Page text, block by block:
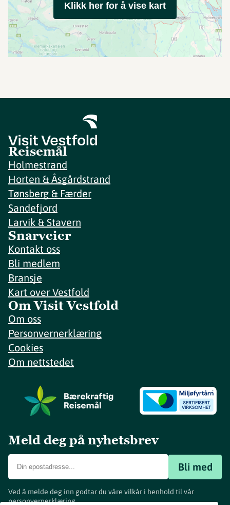
Klikk her for å vise kart
Reisemål
Holmestrand
Horten & Åsgårdstrand
Tønsberg & Færder
Sandefjord
Larvik & Stavern
Snarveier
Kontakt oss
Bli medlem
Bransje
Kart over Vestfold
Om Visit Vestfold
Om oss
Personvernerklæring
Cookies
Om nettstedet
Meld deg på nyhetsbrev
Bli med
Ved å melde deg inn godtar du våre vilkår i henhold til vår
personvernerklæring.